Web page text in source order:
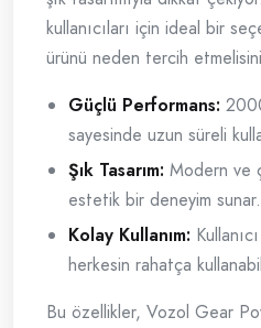
kullanıcıları için ideal bir
ürünü neden tercih
Güçlü Performans:
sayesinde uzun süreli
Şık Tasarım: Modern ve
estetik bir deneyim sunar.
Kolay Kullanım:
herkesin rahatça
Bu özellikler, Vozol Gear